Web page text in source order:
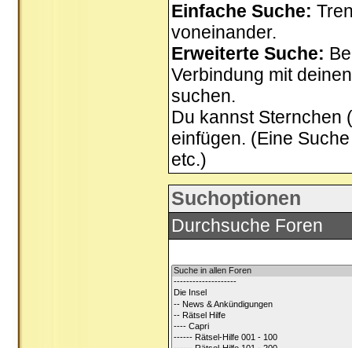
Einfache Suche:
voneinander.
Erweiterte Suche:
Verbindung mit
suchen.
Du kannst Sternchen
einfügen. (Eine
etc.)
Suchoptionen
Durchsuche Foren